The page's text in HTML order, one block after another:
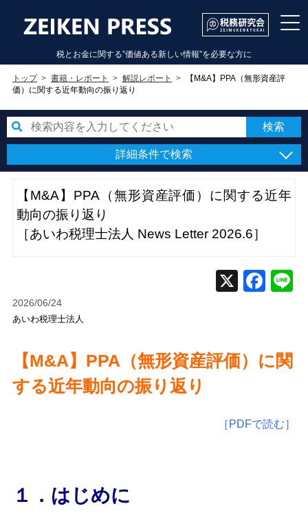
税とお金に関する”価値ある新しい情報”を必要な方に
トップ 書籍・レポート 解説レポート
【M&A】PPA（無形資産評
価）に関する近年動向の振り返り
詳細条件で検索
【M&A】PPA（無形資産評価）に関する近年
動向の振り返り
［あいわ税理士法人 News Letter 2026.6］
2026/06/24
あいわ税理士法人
【M&A】PPA（無形資産評価）に関
する近年動向の振り返り
［PDFで読む］
１．はじめに